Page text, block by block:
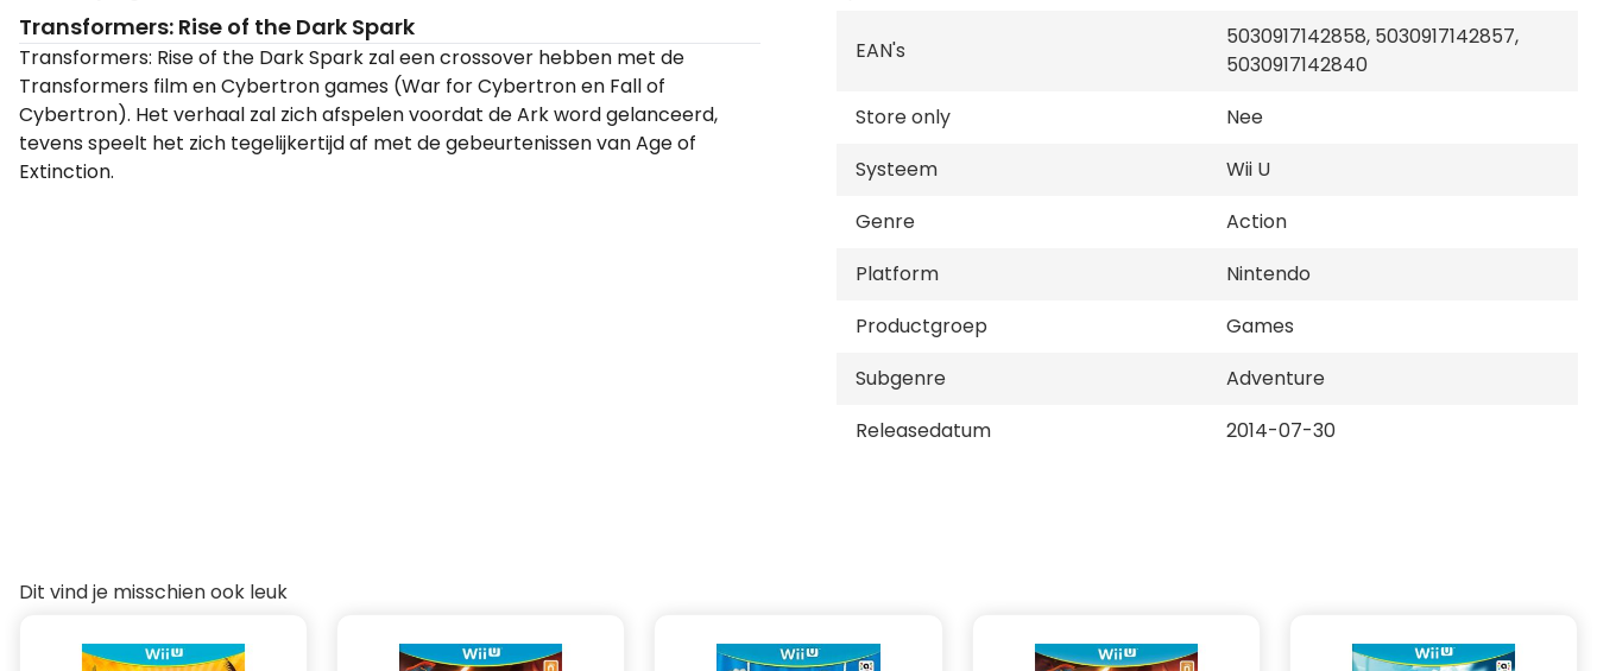
Transformers: Rise of the Dark Spark
Transformers: Rise of the Dark Spark zal een crossover hebben met de
Transformers film en Cybertron games (War for Cybertron en Fall of
Cybertron). Het verhaal zal zich afspelen voordat de Ark word gelanceerd,
tevens speelt het zich tegelijkertijd af met de gebeurtenissen van Age of
Extinction.
EAN's
5030917142858, 5030917142857,
5030917142840
Store only
Nee
Systeem
Wii U
Genre
Action
Platform
Nintendo
Productgroep
Games
Subgenre
Adventure
Releasedatum
2014-07-30
Dit vind je misschien ook leuk